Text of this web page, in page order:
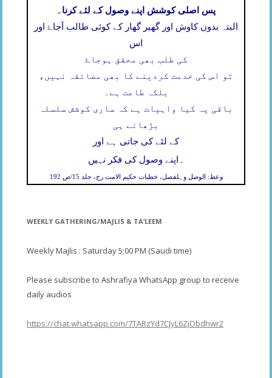
پس اصلی کوشش اپنے وصول کے لئے کرنا۔
البتہ بدون کاوش اور گھیر گھار کے کوئی طالب آجاۓ اور
اس
کی طلب بھی محقق ہوجاۓ
تو اس کی خدمت کردینے کا بھی مضائقہ نہیں،
بلکہ طاعت ہے۔
باقی یہ کیا واہیات ہے کہ ساری کوشش سلسلہ
بڑھانے ہی
کے لئے کی جاتی ہے اور
اپنے وصول کی فکر نہیں ۔
وعظ: الوصل وہلفصل، خطبات حکیم الامت رح، جلد 15/ص 192
WEEKLY GATHERING/MAJLIS & TA’LEEM
Weekly Majlis : Saturday 5;00 PM (Saudi time)
Please subscribe to Ashrafiya WhatsApp group to receive
daily audios
https://chat.whatsapp.com/7TARzYd7CJyL6ZjObdhwr2